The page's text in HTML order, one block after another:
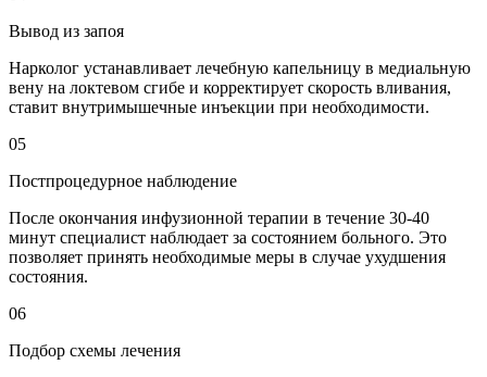
Вывод из запоя
Нарколог устанавливает лечебную капельницу в медиальную
вену на локтевом сгибе и корректирует скорость вливания,
ставит внутримышечные инъекции при необходимости.
05
Постпроцедурное наблюдение
После окончания инфузионной терапии в течение 30-40
минут специалист наблюдает за состоянием больного. Это
позволяет принять необходимые меры в случае ухудшения
состояния.
06
Подбор схемы лечения